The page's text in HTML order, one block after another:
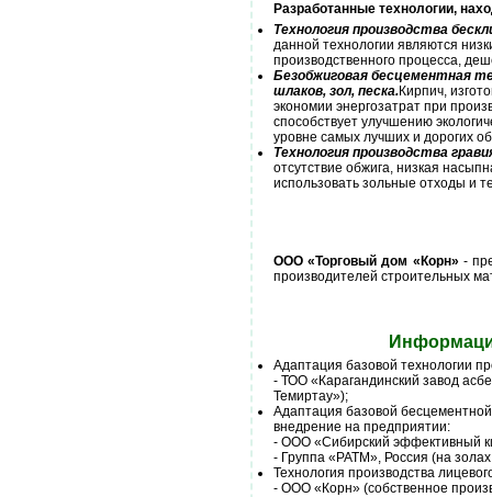
Разработанные технологии,
Технология производства
данной технологии являются
производственного процесса,
Безобжиговая бесцементная
шлаков, зол, песка.Кирпич,
экономии энергозатрат при
способствует улучшению
уровне самых лучших и дорогих
Технология производства
отсутствие обжига, низкая
использовать зольные отходы и
ООО «Торговый дом «Корн» -
производителей строительных
Адаптация базовой технологии
- ТОО «Карагандинский завод
Темиртау»);
Адаптация базовой
внедрение на предприятии:
- ООО «Сибирский эффективный
- Группа «РАТМ», Россия (на
Технология производства
- ООО «Корн» (собственное